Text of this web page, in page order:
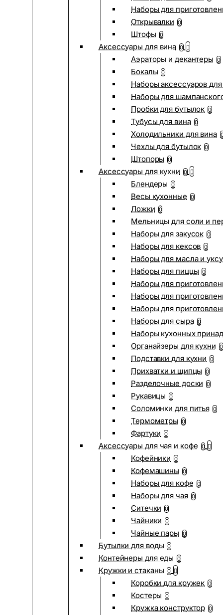
Наборы для
Открывалки 0
Штофы 0
Аксессуары для вина 0
Аэраторы и декантеры 0
Бокалы 0
Наборы аксессуаров
Наборы для
Пробки для бутылок 0
Тубусы для вина 0
Холодильники для вина
Чехлы для бутылок 0
Штопоры 0
Аксессуары для кухни 0
Блендеры 0
Весы кухонные 0
Ложки 0
Мельницы для соли и
Наборы для закусок 0
Наборы для кексов 0
Наборы для масла и
Наборы для пиццы 0
Наборы для
Наборы для
Наборы для
Наборы для сыра 0
Наборы кухонных
Органайзеры для кухни 0
Подставки для кухни 0
Прихватки и щипцы 0
Разделочные доски 0
Рукавицы 0
Соломинки для питья 0
Термометры 0
Фартуки 0
Аксессуары для чая и кофе 0
Кофейники 0
Кофемашины 0
Наборы для кофе 0
Наборы для чая 0
Ситечки 0
Чайники 0
Чайные пары 0
Бутылки для воды 0
Контейнеры для еды 0
Кружки и стаканы 0
Коробки для кружек 0
Костеры 0
Кружка конструктор 0